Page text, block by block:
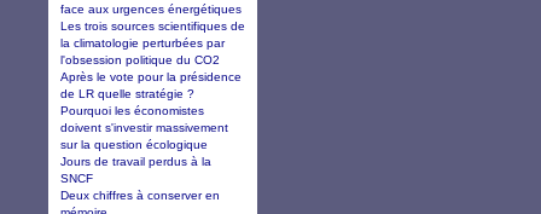
face aux urgences énergétiques
Les trois sources scientifiques de
la climatologie perturbées par
l'obsession politique du CO2
Après le vote pour la présidence
de LR quelle stratégie ?
Pourquoi les économistes
doivent s'investir massivement
sur la question écologique
Jours de travail perdus à la
SNCF
Deux chiffres à conserver en